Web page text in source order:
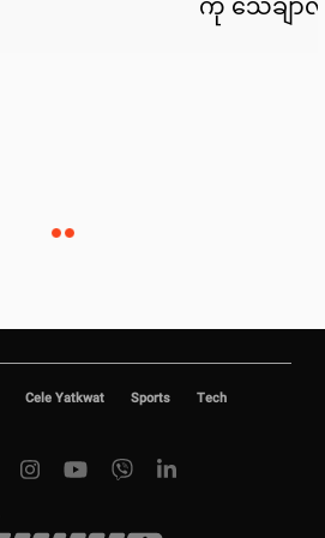
Cele Yatkwat Sports Tech